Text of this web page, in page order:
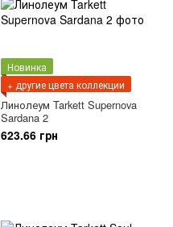
Новинка
+ другие цвета коллекции
Линолеум Tarkett Supernova
Sardana 2
623.66 грн